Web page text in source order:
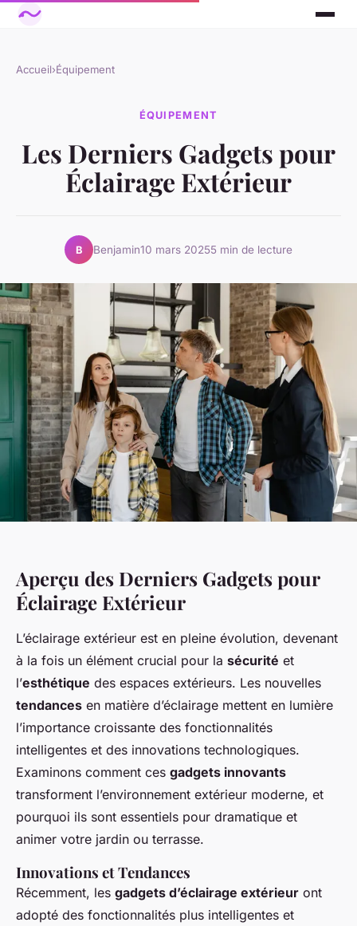
Accueil›Équipement
ÉQUIPEMENT
Les Derniers Gadgets pour
Éclairage Extérieur
B Benjamin10 mars 20255 min de lecture
Aperçu des Derniers Gadgets pour
Éclairage Extérieur
L’éclairage extérieur est en pleine évolution, devenant
à la fois un élément crucial pour la sécurité et
l’esthétique des espaces extérieurs. Les nouvelles
tendances en matière d’éclairage mettent en lumière
l’importance croissante des fonctionnalités
intelligentes et des innovations technologiques.
Examinons comment ces gadgets innovants
transforment l’environnement extérieur moderne, et
pourquoi ils sont essentiels pour dramatique et
animer votre jardin ou terrasse.
Innovations et Tendances
Récemment, les gadgets d’éclairage extérieur ont
adopté des fonctionnalités plus intelligentes et